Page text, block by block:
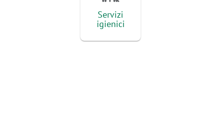
Servizi
igienici